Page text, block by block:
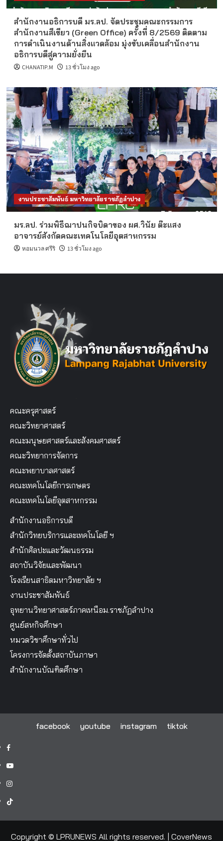
สำนักงานอธิการบดี มร.ลป. จัดประชุมคณะกรรมการ
สำนักงานสีเขียว (Green Office) ครั้งที่ 8/2569 ติดตาม
การดำเนินงานด้านสิ่งแวดล้อม มุ่งขับเคลื่อนสำนักงาน
อธิการบดีสู่ความยั่งยืน
CHANATIP.M 13 ชั่วโมง ago
งานประชาสัมพันธ์ มหาวิทยาลัยราชภัฏลำปาง
มร.ลป. ร่วมพิธีฌาปนกิจบิดาของ ผศ.วินัย ต๊ะแสง
อาจารย์สังกัดคณะเทคโนโลยีอุตสาหกรรม
หอมนวล ศรีริ 13 ชั่วโมง ago
คณะครุศาสตร์
คณะวิทยาศาสตร์
คณะมนุษยศาสตร์และสังคมศาสตร์
คณะวิทยาการจัดการ
คณะพยาบาลศาสตร์
คณะเทคโนโลยีการเกษตร
คณะเทคโนโลยีอุตสาหกรรม
สำนักงานอธิการบดี
สำนักวิทยบริการและเทคโนโลยี ฯ
สำนักศิลปะและวัฒนธรรม
สถาบันวิจัยและพัฒนา
โรงเรียนสาธิตมหาวิทยาลัย ฯ
งานประชาสัมพันธ์
อุทยานวิทยาศาสตร์ภาคเหนือม.ราชภัฏลำปาง
ศูนย์สหกิจศึกษา
หมวดวิชาศึกษาทั่วไป
โครงการจัดตั้งสถาบันภาษา
สำนักงานบัณฑิตศึกษา
facebook youtube instagram tiktok
facebook
youtube
instagram
tiktok
Copyright © LPRUNEWS All rights reserved. CoverNews